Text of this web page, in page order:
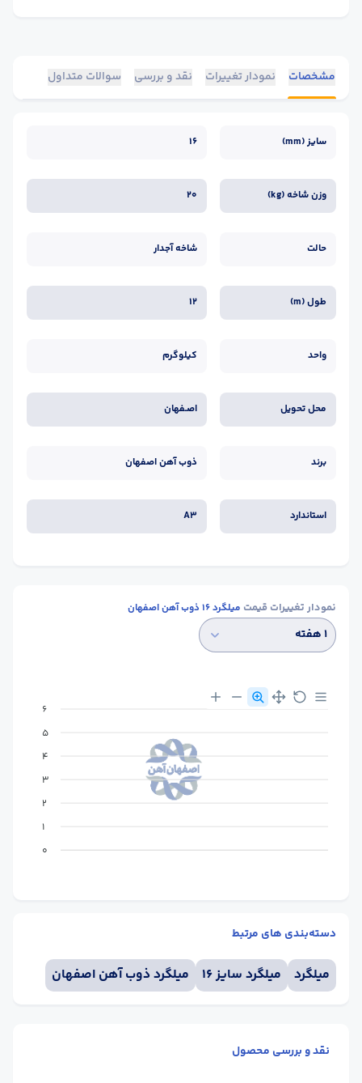
مشخصات نمودار تغییرات نقد و بررسی سوالات متداول
سایز (mm) 16
وزن شاخه (kg) 20
حالت شاخه آجدار
طول (m) 12
واحد کیلوگرم
محل تحویل اصـفهان
برند ذوب آهن اصفهان
استاندارد A3
نمودار تغییرات قیمت میلگرد 16 ذوب آهن اصفهان
۱ هفته
6
5
4
3
2
1
0
دسته‌بندی های مرتبط
میلگرد میلگرد سایز 16 میلگرد ذوب آهن اصفهان
نقد و بررسی محصول